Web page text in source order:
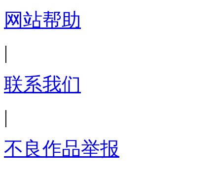
网站帮助
|
联系我们
|
不良作品举报